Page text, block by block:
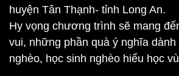
huyện Tân Thạnh- tỉnh Long An.
Hy vọng chương trình sẽ mang
vui, những phần quà ý nghĩa dành
nghèo, học sinh nghèo hiếu học